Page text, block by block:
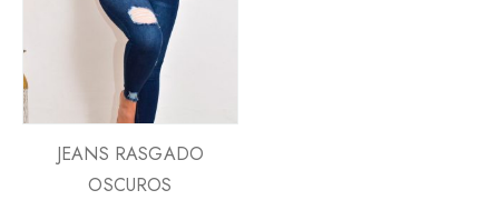
JEANS RASGADO
OSCUROS